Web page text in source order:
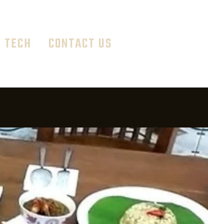
TECH CONTACT US